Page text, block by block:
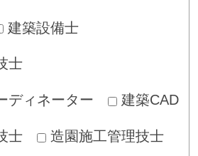
建築設備士
士
ディネーター 建築CAD
士 造園施工管理技士